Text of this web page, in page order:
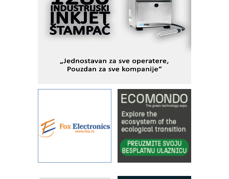
Alba d.o.o. – 35 godina preciznosti u
metrologiji i pametnim dozirnim
rešenjima
STAUFF – Komponente koje
sistema
YAMADA pumpe – japanska
pouzdanost u transferu fluida
Filtration Group Industrial – Napredna
rešenja za filtraciju u hidrauličkim i
procesnim sistemima
Art Utopia Studio – vizuelne priče